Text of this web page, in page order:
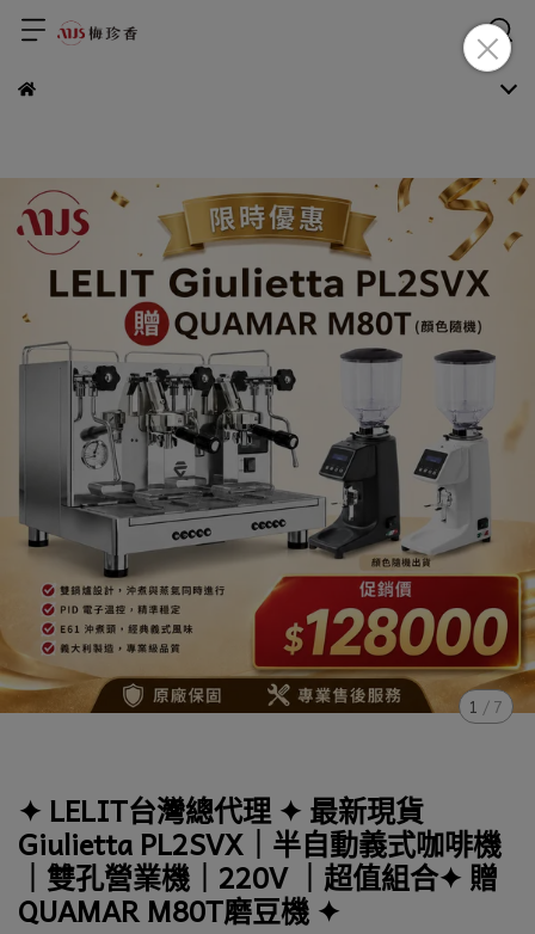
1 /7
✦ LELIT台灣總代理 ✦ 最新現貨
Giulietta PL2SVX｜半自動義式咖啡機
｜雙孔營業機｜220V ｜超值組合✦ 贈
QUAMAR M80T磨豆機 ✦